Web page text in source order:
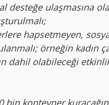
desteğe ulaşmasına
hapsetmeyen,
örneğin kadın
dahil olabileceği
bin konteyner